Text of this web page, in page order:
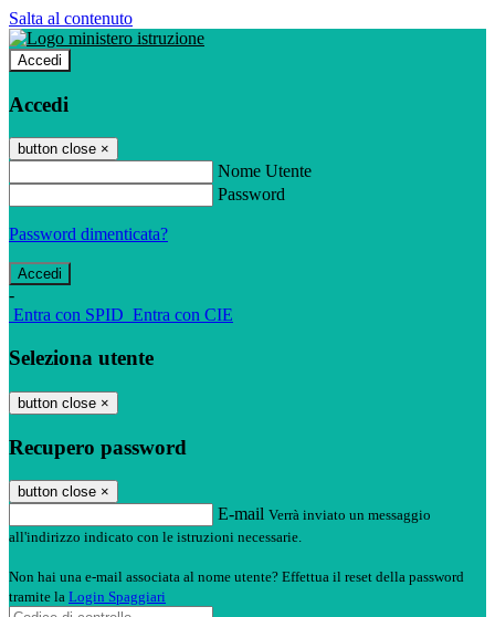
Salta al contenuto
Accedi
Accedi
button close ×
Nome Utente
Password
Password dimenticata?
-
Entra con SPID Entra con CIE
Seleziona utente
button close ×
Recupero password
button close ×
E-mail Verrà inviato un messaggio
all'indirizzo indicato con le istruzioni necessarie.
Non hai una e-mail associata al nome utente? Effettua il reset della password
tramite la Login Spaggiari